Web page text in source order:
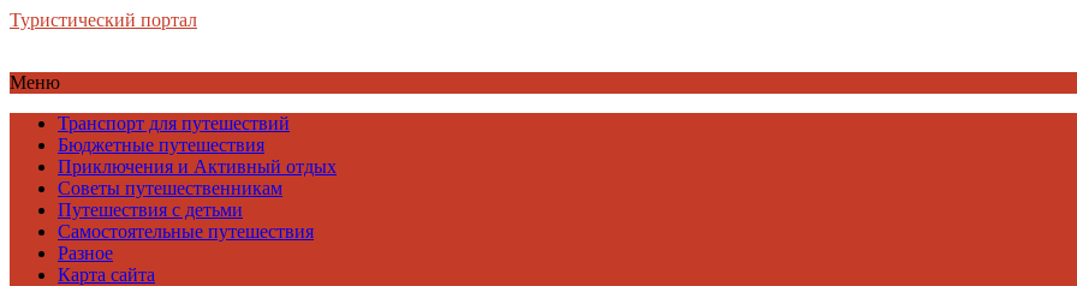
Туристический портал
Меню
Транспорт для путешествий
Бюджетные путешествия
Приключения и Активный отдых
Советы путешественникам
Путешествия с детьми
Самостоятельные путешествия
Разное
Карта сайта